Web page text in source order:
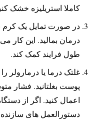
کاملا استریلیزه خشک
در صورت تمایل یک کرم
درمان بمالید. این کار
طول فرایند کمک کند.
غلتک درما یا درمارولر
پوست بغلتانید. فشار
اعمال کنید. اگر از
دستورالعمل های سازنده